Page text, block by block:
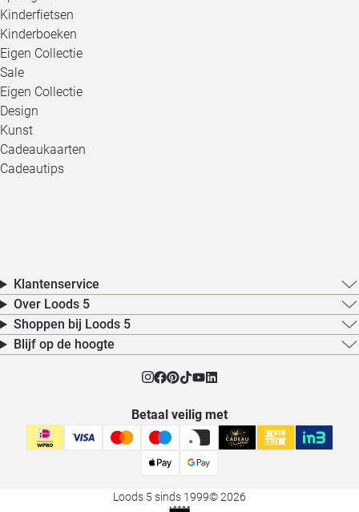
Kinderfietsen
Kinderboeken
Eigen Collectie
Sale
Eigen Collectie
Design
Kunst
Cadeaukaarten
Cadeautips
Klantenservice
Over Loods 5
Shoppen bij Loods 5
Blijf op de hoogte
Betaal veilig met
Loods 5 sinds 1999© 2026